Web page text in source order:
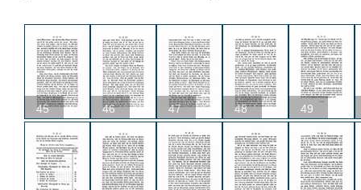
45 46 47 48 49